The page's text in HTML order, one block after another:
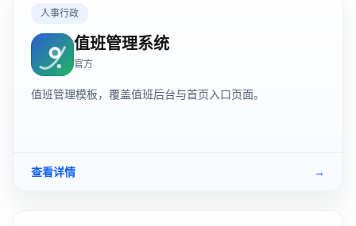
人事行政
值班管理系统
官方
值班管理模板，覆盖值班后台与首页入口页面。
查看详情 →